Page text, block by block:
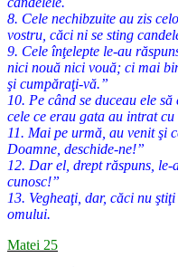
8. Cele nechibzuite au zis
vostru, căci ni se sting
9. Cele înţelepte le-au
nici nouă nici vouă; ci mai
şi cumpăraţi-vă.”
10. Pe când se duceau ele
cele ce erau gata au intrat
11. Mai pe urmă, au venit şi
Doamne, deschide-ne!”
12. Dar el, drept răspuns,
cunosc!”
13. Vegheaţi, dar, căci nu
omului.
Matei 25